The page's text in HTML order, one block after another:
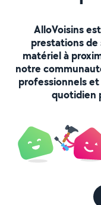
AlloVoisins
prestations de
matériel à
notre
professionnels
quotidien